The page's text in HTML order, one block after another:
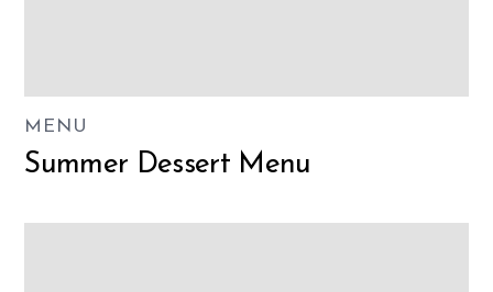
MENU
Summer Dessert Menu